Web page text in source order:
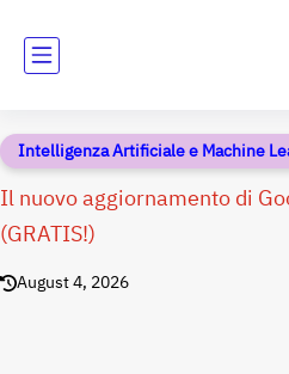
Intelligenza Artificiale e Machine
Il nuovo aggiornamento di
(GRATIS!)
August 4, 2026